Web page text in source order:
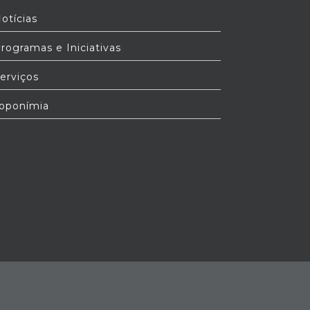
e Iniciativas